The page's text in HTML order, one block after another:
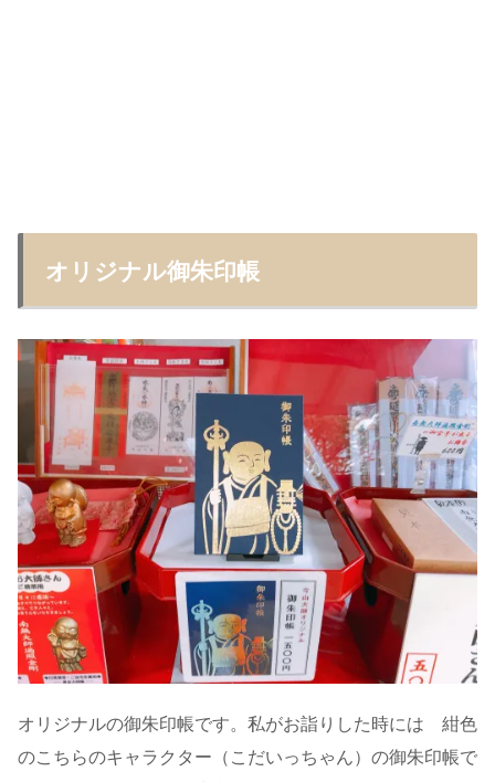
オリジナル御朱印帳
オリジナルの御朱印帳です。私がお詣りした時には 紺色
のこちらのキャラクター（こだいっちゃん）の御朱印帳で